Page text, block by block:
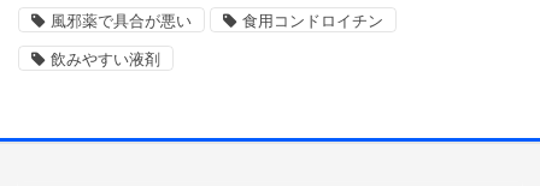
風邪薬で具合が悪い 食用コンドロイチン
飲みやすい液剤